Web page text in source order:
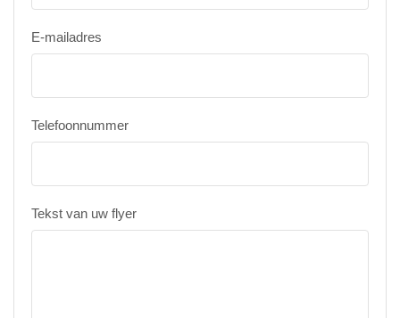
E-mailadres
Telefoonnummer
Tekst van uw flyer